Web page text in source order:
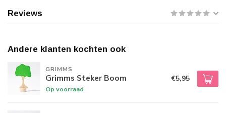
Reviews
Andere klanten kochten ook
GRIMMS
Grimms Steker Boom
Op voorraad
€5,95